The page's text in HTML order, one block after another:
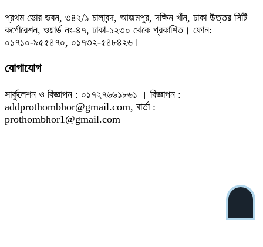
প্রথম ভোর ভবন, ৩৪২/১ চালাবন্দ, আজমপুর, দক্ষিন খাঁন, ঢাকা উত্তর সিটি
কর্পোরেশন, ওয়ার্ড নং-৪৭, ঢাকা-১২৩০ থেকে প্রকাশিত। ফোন:
০১৭১০-৯৫৫৪৭০, ০১৭৩২-৫৪৮৪২৬।
যোগাযোগ
সার্কুলেশন ও বিজ্ঞাপন : ০১৭২৭৬৬১৮৬১ । বিজ্ঞাপন :
addprothombhor@gmail.com, বার্তা :
prothombhor1@gmail.com